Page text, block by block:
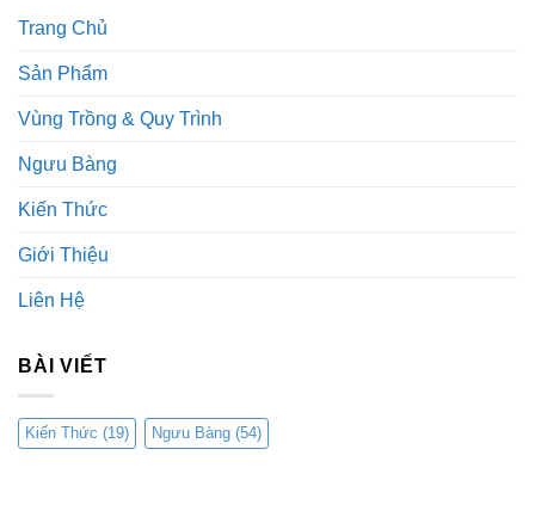
Trang Chủ
Sản Phẩm
Vùng Trồng & Quy Trình
Ngưu Bàng
Kiến Thức
Giới Thiệu
Liên Hệ
BÀI VIẾT
Kiến Thức (19) Ngưu Bàng (54)